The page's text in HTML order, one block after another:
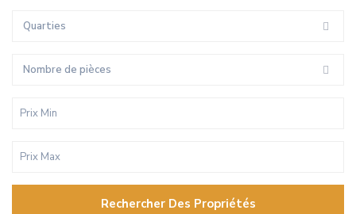
Quarties
Nombre de pièces
Rechercher Des Propriétés